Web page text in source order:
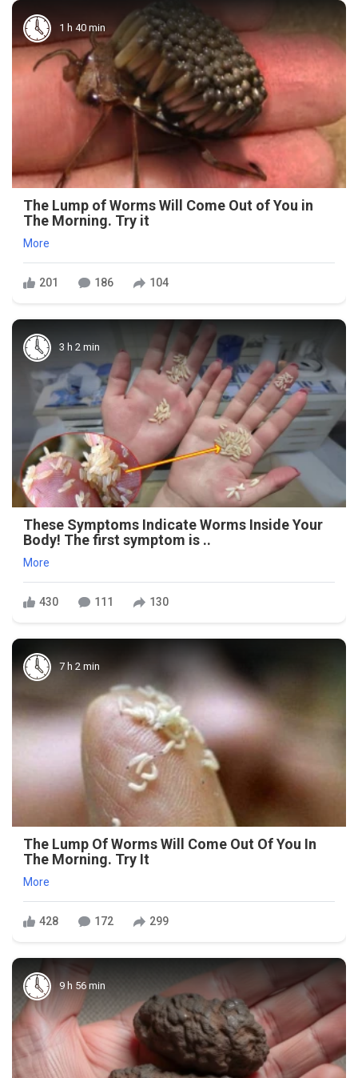
1 h 40 min
The Lump of Worms Will Come Out of You in
The Morning. Try it
More
201 186 104
3 h 2 min
These Symptoms Indicate Worms Inside Your
Body! The first symptom is ..
More
430 111 130
7 h 2 min
The Lump Of Worms Will Come Out Of You In
The Morning. Try It
More
428 172 299
9 h 56 min